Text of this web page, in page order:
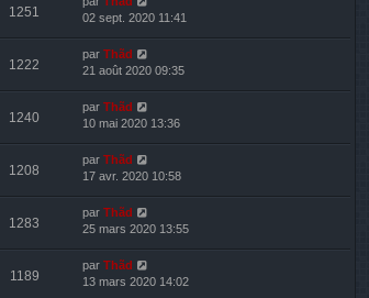
1251
02 sept. 2020 11:41
1222
par Thãd
21 août 2020 09:35
1240
par Thãd
10 mai 2020 13:36
1208
par Thãd
17 avr. 2020 10:58
1283
par Thãd
25 mars 2020 13:55
1189
par Thãd
13 mars 2020 14:02